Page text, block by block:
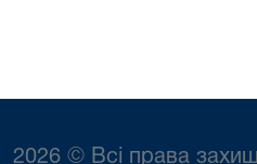
2026 © Всі права